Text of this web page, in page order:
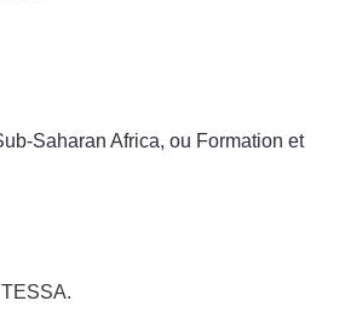
Saharan Africa, ou Formation et